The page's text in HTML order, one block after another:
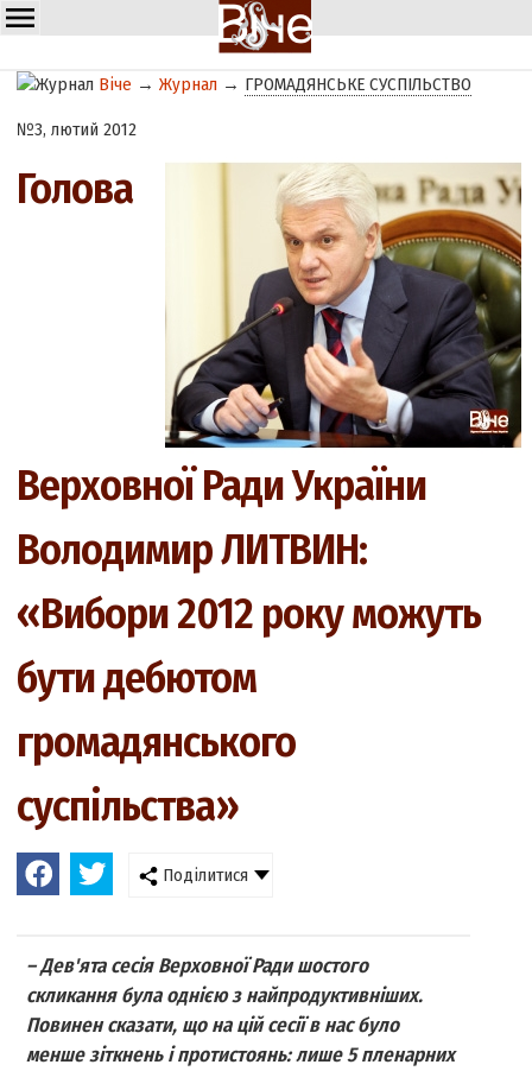
Віче →Журнал → ГРОМАДЯНСЬКЕ СУСПІЛЬСТВО
№3, лютий 2012
Голова
Верховної Ради України
Володимир ЛИТВИН:
«Вибори 2012 року можуть
бути дебютом
громадянського
суспільства»
Поділитися
– Дев'ята сесія Верховної Ради шостого
скликання була однією з найпродуктивніших.
Повинен сказати, що на цій сесії в нас було
менше зіткнень і протистоянь: лише 5 пленарних